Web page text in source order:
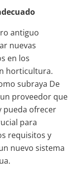
antiguo
nuevas
en los
horticultura.
subraya De
proveedor que
pueda ofrecer
para
requisitos y
nuevo sistema